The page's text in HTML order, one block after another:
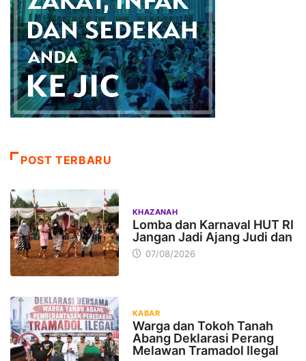
POST TERBARU
KHAZANAH
Lomba dan Karnaval HUT RI
Jangan Jadi Ajang Judi dan
07/08/2026
KABAR
Warga dan Tokoh Tanah
Abang Deklarasi Perang
Melawan Tramadol Ilegal